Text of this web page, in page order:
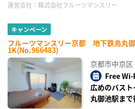
運営会社： 株式会社フルーツマンスリー
キャンペーン
フルーツマンスリー京都 地下鉄烏丸
1K(No.966483)
京都市中京区
Free
広めのバス
丸御池駅ま